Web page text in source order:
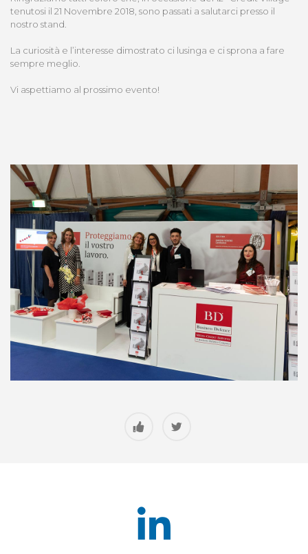
tenutosi il 21 Novembre 2018, sono passati a salutarci presso il
nostro stand.
La curiosità e l’interesse dimostrato ci lusinga e ci sprona a fare
sempre meglio.
Vi aspettiamo al prossimo evento!